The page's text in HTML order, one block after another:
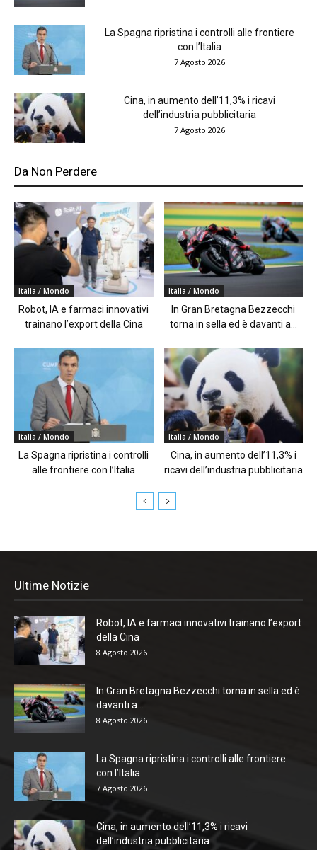
La Spagna ripristina i controlli alle frontiere
con l’Italia
7 Agosto 2026
Cina, in aumento dell’11,3% i ricavi
dell’industria pubblicitaria
7 Agosto 2026
Da Non Perdere
Italia / Mondo
Robot, IA e farmaci innovativi
trainano l’export della Cina
Italia / Mondo
In Gran Bretagna Bezzecchi
torna in sella ed è davanti a...
Italia / Mondo
La Spagna ripristina i controlli
alle frontiere con l’Italia
Italia / Mondo
Cina, in aumento dell’11,3% i
ricavi dell’industria pubblicitaria
Ultime Notizie
Robot, IA e farmaci innovativi trainano l’export
della Cina
8 Agosto 2026
In Gran Bretagna Bezzecchi torna in sella ed è
davanti a...
8 Agosto 2026
La Spagna ripristina i controlli alle frontiere
con l’Italia
7 Agosto 2026
Cina, in aumento dell’11,3% i ricavi
dell’industria pubblicitaria